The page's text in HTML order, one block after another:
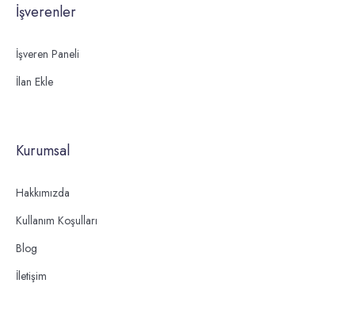
İşverenler
İşveren Paneli
İlan Ekle
Kurumsal
Hakkımızda
Kullanım Koşulları
Blog
İletişim